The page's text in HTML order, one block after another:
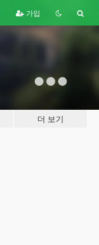
가입
더 보기